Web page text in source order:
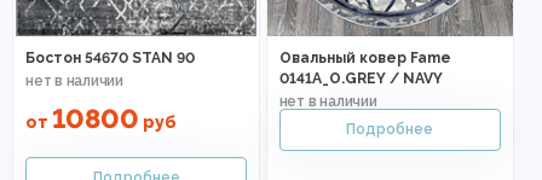
Бостон 54670 STAN 90
от 10800 руб
Овальный ковер Fame
0141A_O.GREY / NAVY